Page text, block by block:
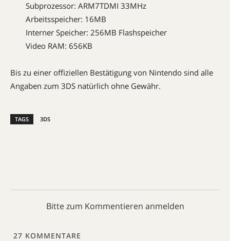
Subprozessor: ARM7TDMI 33MHz
Arbeitsspeicher: 16MB
Interner Speicher: 256MB Flashspeicher
Video RAM: 656KB
Bis zu einer offiziellen Bestätigung von Nintendo sind alle
Angaben zum 3DS natürlich ohne Gewähr.
TAGS 3DS
Bitte zum Kommentieren anmelden
27 KOMMENTARE